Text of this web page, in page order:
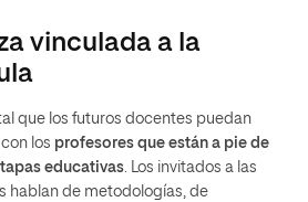
vinculada a la
que los futuros docentes puedan
con los profesores que están a pie de
educativas. Los invitados a las
hablan de metodologías, de